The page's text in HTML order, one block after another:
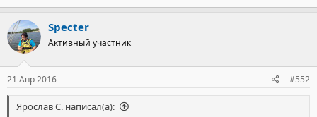
Specter
Активный участник
21 Апр 2016 #552
Ярослав С. написал(а):